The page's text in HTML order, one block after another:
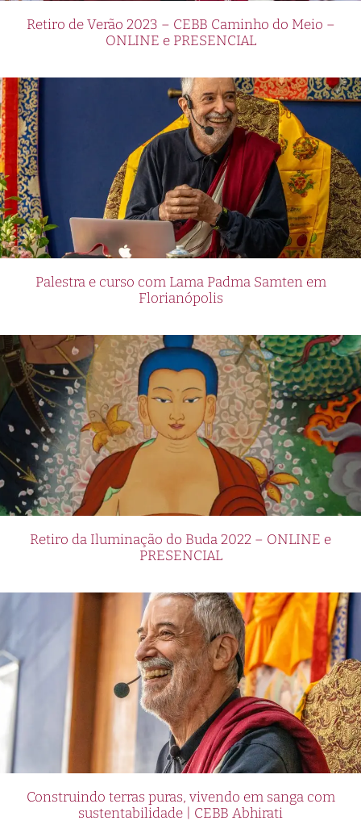
Retiro de Verão 2023 – CEBB Caminho do Meio –
ONLINE e PRESENCIAL
Palestra e curso com Lama Padma Samten em
Florianópolis
Retiro da Iluminação do Buda 2022 – ONLINE e
PRESENCIAL
Construindo terras puras, vivendo em sanga com
sustentabilidade | CEBB Abhirati